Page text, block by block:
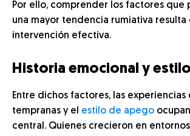
Por ello, comprender los factores que
una mayor tendencia rumiativa resulta
intervención efectiva.
Historia emocional y
Entre dichos factores, las experiencias
tempranas y el estilo de apego
central. Quienes crecieron en